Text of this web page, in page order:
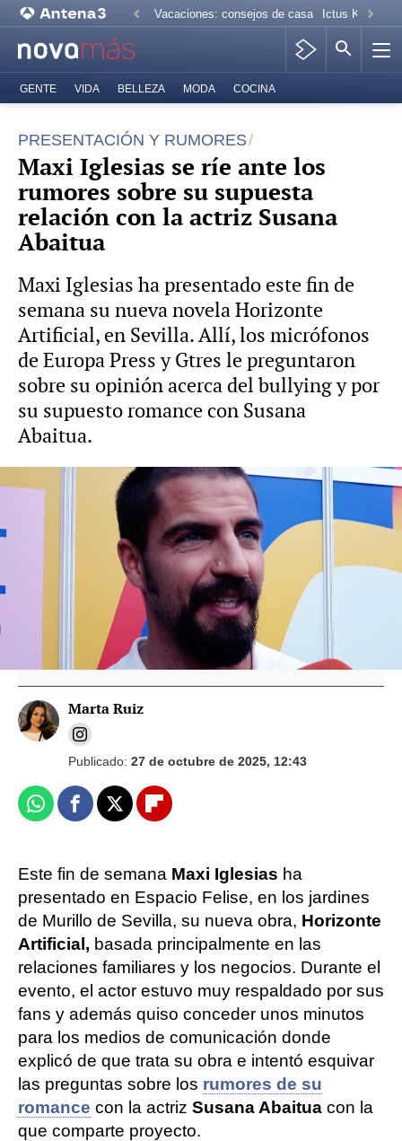
Vacaciones: consejos de casa Ictus Kiko
GENTE VIDA BELLEZA MODA COCINA
PRESENTACIÓN Y RUMORES
Maxi Iglesias se ríe ante los
rumores sobre su supuesta
relación con la actriz Susana
Abaitua
Maxi Iglesias ha presentado este fin de
semana su nueva novela Horizonte
Artificial, en Sevilla. Allí, los micrófonos
de Europa Press y Gtres le preguntaron
sobre su opinión acerca del bullying y por
su supuesto romance con Susana
Abaitua.
Vídeo: Europa Press Foto: Europa Press
Maxi Iglesias recuerda así el momento en el
que conoció a la reina Letizia y se hizo un
selfie con ella: "Fue un placer"
Marta Ruiz
Publicado: 27 de octubre de 2025, 12:43
WhatsappFacebook
X Flipboard
Este fin de semana Maxi Iglesias ha
presentado en Espacio Felise, en los jardines
de Murillo de Sevilla, su nueva obra, Horizonte
Artificial, basada principalmente en las
relaciones familiares y los negocios. Durante el
evento, el actor estuvo muy respaldado por sus
fans y además quiso conceder unos minutos
para los medios de comunicación donde
explicó de que trata su obra e intentó esquivar
las preguntas sobre los rumores de su
romance con la actriz Susana Abaitua con la
que comparte proyecto.